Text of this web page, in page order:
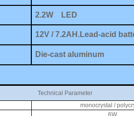
2.2W LED
12V / 7.2AH.Lead-acid
Die-cast aluminum
Technical Parameter
monocrystal /
6W